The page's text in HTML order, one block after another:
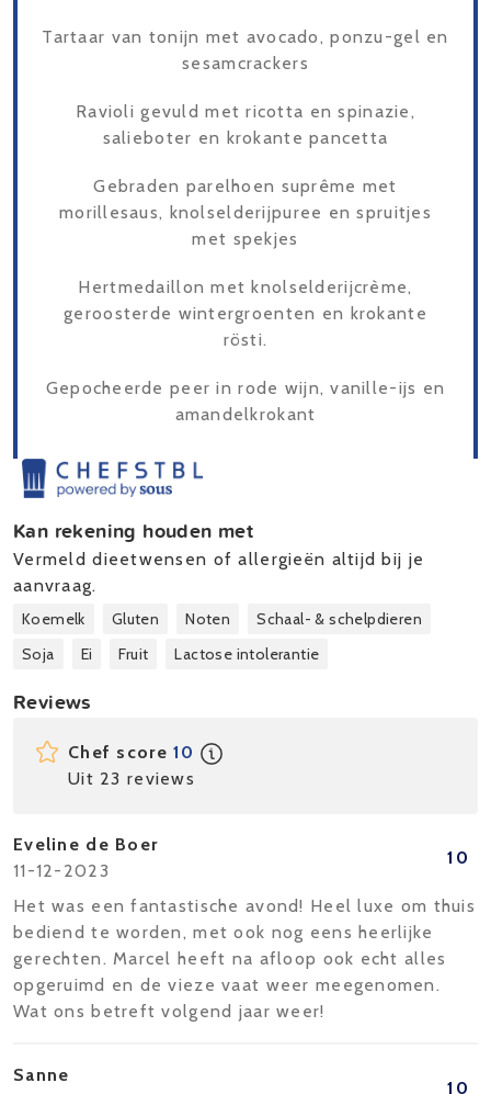
Tartaar van tonijn met avocado, ponzu-gel en
sesamcrackers
Ravioli gevuld met ricotta en spinazie,
salieboter en krokante pancetta
Gebraden parelhoen suprême met
morillesaus, knolselderijpuree en spruitjes
met spekjes
Hertmedaillon met knolselderijcrème,
geroosterde wintergroenten en krokante
rösti.
Gepocheerde peer in rode wijn, vanille-ijs en
amandelkrokant
Kan rekening houden met
Vermeld dieetwensen of allergieën altijd bij je
aanvraag.
Koemelk Gluten Noten
Schaal- & schelpdieren
Soja
Ei Fruit Lactose intolerantie
Reviews
Chef score10
Uit 23 reviews
Eveline de Boer
11-12-2023
10
Het was een fantastische avond! Heel luxe om thuis
bediend te worden, met ook nog eens heerlijke
gerechten. Marcel heeft na afloop ook echt alles
opgeruimd en de vieze vaat weer meegenomen.
Wat ons betreft volgend jaar weer!
Sanne
10